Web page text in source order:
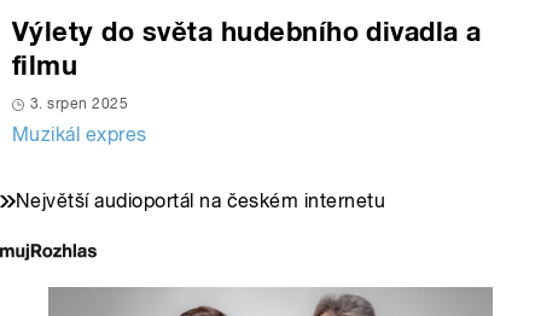
Výlety do světa hudebního divadla a
filmu
3. srpen 2025
Muzikál expres
Největší audioportál na českém internetu